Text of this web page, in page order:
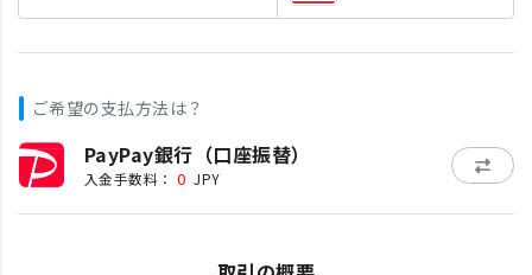
ご希望の支払方法は？
PayPay銀行（口座振替）
入金手数料： 0 JPY